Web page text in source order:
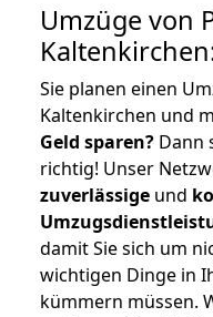
Umzüge von
Sie planen einen
Kaltenkirchen und
Geld sparen? Dann
richtig! Unser
zuverlässige und
damit Sie sich um
wichtigen Dinge in
kümmern müssen.